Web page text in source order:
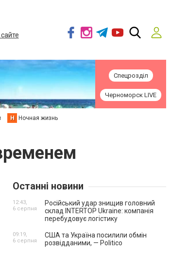
Спецрозділ
Черноморск LIVE
Н Ночная жизнь
Останні новини
Російський удар знищив головний
склад INTERTOP Ukraine: компанія
перебудовує логістику
12:43,
6 серпня
США та Україна посилили обмін
розвідданими, — Politico
09:19,
6 серпня